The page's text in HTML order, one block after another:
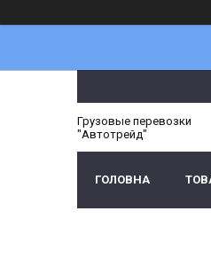
Грузовые перевозки
"Автотрейд"
ГОЛОВНА